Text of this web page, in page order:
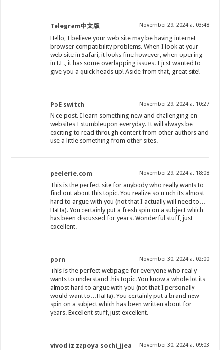
Telegram中文版 November 29, 2024 at 03:48
Hello, I believe your web site may be having internet
browser compatibility problems. When I look at your
web site in Safari, it looks fine however, when opening
in I.E., it has some overlapping issues. I just wanted to
give you a quick heads up! Aside from that, great site!
PoE switch November 29, 2024 at 10:27
Nice post. I learn something new and challenging on
websites I stumbleupon everyday. It will always be
exciting to read through content from other authors and
use a little something from other sites.
peelerie.com November 29, 2024 at 18:08
This is the perfect site for anybody who really wants to
find out about this topic. You realize so much its almost
hard to argue with you (not that I actually will need to…
HaHa). You certainly put a fresh spin on a subject which
has been discussed for years. Wonderful stuff, just
excellent.
porn November 30, 2024 at 02:00
This is the perfect webpage for everyone who really
wants to understand this topic. You know a whole lot its
almost hard to argue with you (not that I personally
would want to…HaHa). You certainly put a brand new
spin on a subject which has been written about for
years. Excellent stuff, just excellent.
vivod iz zapoya sochi_jjea November 30, 2024 at 09:03